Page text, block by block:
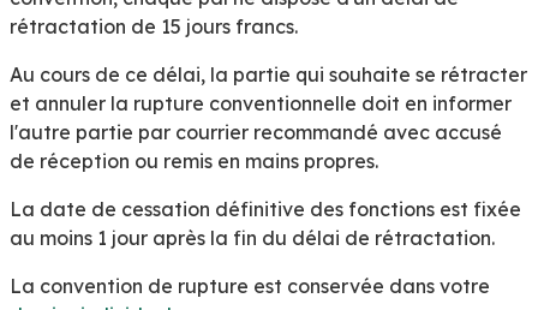
rétractation de 15 jours francs.
Au cours de ce délai, la partie qui souhaite se rétracter
et annuler la rupture conventionnelle doit en informer
l'autre partie par courrier recommandé avec accusé
de réception ou remis en mains propres.
La date de cessation définitive des fonctions est fixée
au moins 1 jour après la fin du délai de rétractation.
La convention de rupture est conservée dans votre